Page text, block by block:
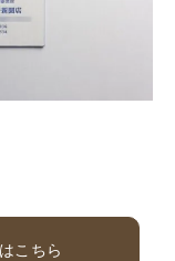
こちら